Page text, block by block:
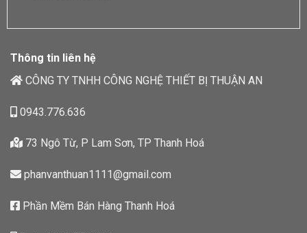
Thông tin liên hệ
CÔNG TY TNHH CÔNG NGHỆ THIẾT BỊ THUẬN AN
0943.776.636
73 Ngô Từ, P Lam Sơn, TP Thanh Hoá
phanvanthuan1111@gmail.com
Phần Mềm Bán Hàng Thanh Hoá